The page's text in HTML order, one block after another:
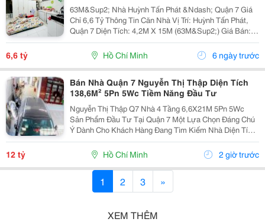
63M&Sup2; Nhà Huỳnh Tấn Phát &Ndash; Quận 7 Giá
Chỉ 6,6 Tỷ Thông Tin Căn Nhà Vị Trí: Huỳnh Tấn Phát,
Quận 7 Diện Tích: 4,2M X 15M (63M&Sup2;) Giá Bán:
6,6 Tỷ ✨ Nổi Bật: ✅ Khuôn Đất 63M&Sup2; Rộng Rãi,
Diện Tích Lý Tưởng Cho Gia Đình Sinh...
6,6 tỷ Hồ Chí Minh 6 ngày trước
Bán Nhà Quận 7 Nguyễn Thị Thập Diện Tích
138,6M² 5Pn 5Wc Tiềm Năng Đầu Tư
Nguyễn Thị Thập Q7 Nhà 4 Tầng 6,6X21M 5Pn 5Wc
Sản Phẩm Đầu Tư Tại Quận 7 Một Lựa Chọn Đáng Chú
Ý Dành Cho Khách Hàng Đang Tìm Kiếm Nhà Diện Tích
Lớn Tại Quận 7, Vừa Đáp Ứng Nhu Cầu Sử Dụng Hiện
Tại Vừa Có Tiềm Năng Khai Thác Trong Tương Lai.
12 tỷ Hồ Chí Minh 2 giờ trước
1 2 3 »
XEM THÊM